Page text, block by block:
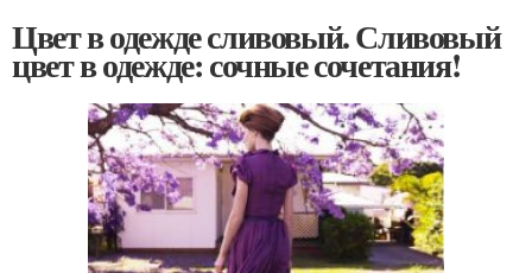
Цвет в одежде сливовый. Сливовый
цвет в одежде: сочные сочетания!